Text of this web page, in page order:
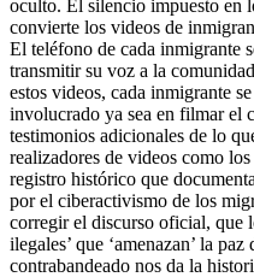
oculto. El silencio impuesto en
convierte los videos de
El teléfono de cada inmigrante
transmitir su voz a la
estos videos, cada inmigrante
involucrado ya sea en filmar el
testimonios adicionales de lo
realizadores de videos como
registro histórico que
por el ciberactivismo de los
corregir el discurso oficial, que
ilegales’ que ‘amenazan’ la
contrabandeado nos da la